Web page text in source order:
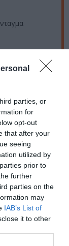
parties, or
for
opt-out
that after your
seeing
utilized by
prior to
further
parties on the
may
IAB’s List of
it to other
Newsκαι
και τον